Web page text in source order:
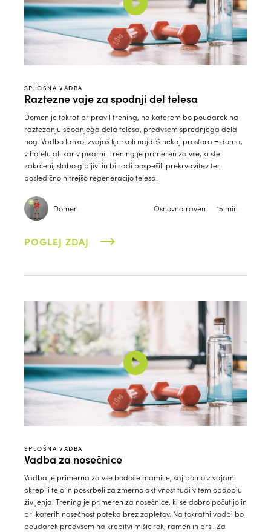
SPLOŠNA VADBA
Raztezne vaje za spodnji del telesa
Domen je tokrat pripravil trening, na katerem bo poudarek na
raztezanju spodnjega dela telesa, predvsem sprednjega dela
nog. Vadbo lahko izvajaš kjerkoli najdeš nekaj prostora − doma,
v hotelu ali kar v pisarni. Trening je primeren za vse, ki ste
zakrčeni, slabo gibljivi in bi radi pospešili prekrvavitev ter
posledično hitrejšo regeneracijo telesa.
Domen Osnovna raven 15 min
POGLEJ ZDAJ
SPLOŠNA VADBA
Vadba za nosečnice
Vadba je primerna za vse bodoče mamice, saj bomo z vajami
okrepili telo in poskrbeli za zmerno aktivnost tudi v tem obdobju
življenja. Trening je primeren za nosečnice, ki se dobro počutijo in
pri katerih nosečnost poteka brez zapletov. Na tokratni vadbi bo
poudarek predvsem na krepitvi mišic rok, ramen in prsi. Za